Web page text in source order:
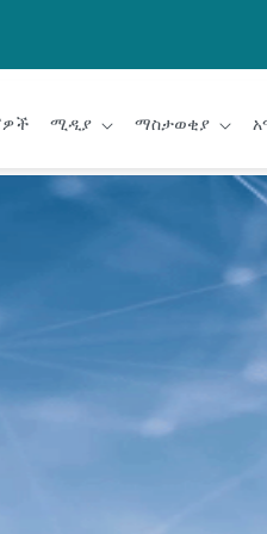
ሚዲያ ማስታወቂያ